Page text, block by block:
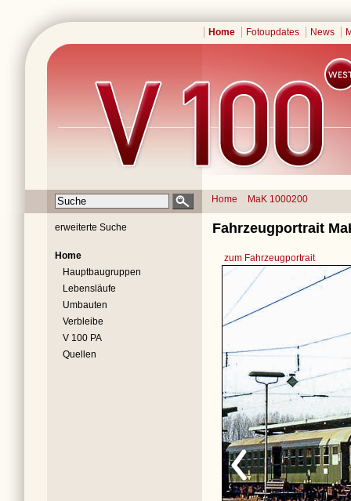
Home Fotoupdates News
Home MaK 1000200
erweiterte Suche
Home
Hauptbaugruppen
Lebensläufe
Umbauten
Verbleibe
V 100 PA
Quellen
Fahrzeugportrait
zum Fahrzeugportrait